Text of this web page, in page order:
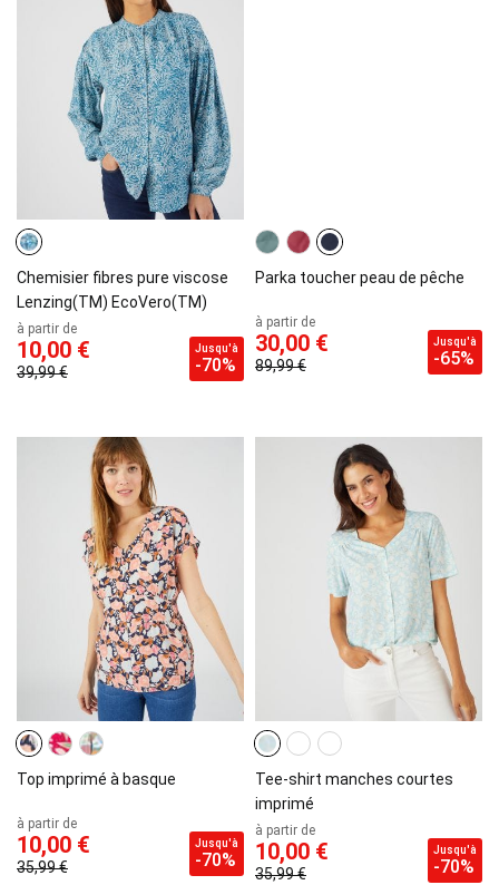
Chemisier fibres pure viscose
Lenzing(TM) EcoVero(TM)
à partir de
10,00 €
39,99 €
Jusqu'à
-70%
Parka toucher peau de pêche
à partir de
30,00 €
89,99 €
Jusqu'à
-65%
Top imprimé à basque
à partir de
10,00 €
35,99 €
Jusqu'à
-70%
Tee-shirt manches courtes
imprimé
à partir de
10,00 €
35,99 €
Jusqu'à
-70%